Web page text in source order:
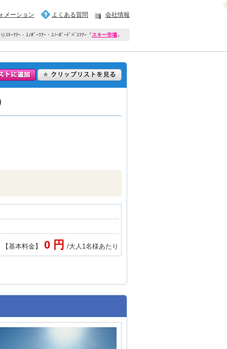
メーション よくある質問 会社情報
ｽｷｰﾂｱｰ・ｽﾉﾎﾞｰﾂｱｰ・ｽﾉｰﾎﾞｰﾄﾞﾊﾞｽﾂｱｰ 『スキー市場』
【基本料金】 0 円 /大人1名様あたり